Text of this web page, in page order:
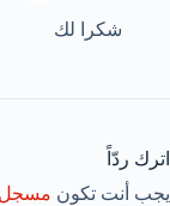
شكرا لك
اترك ردّاً
يجب أنت تكون مسجل